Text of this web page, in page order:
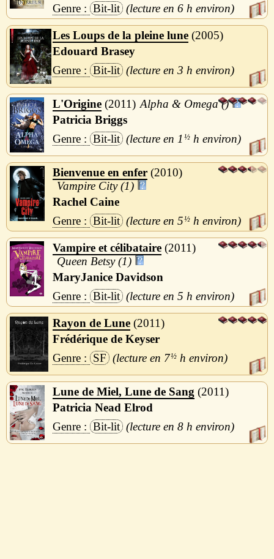
Bit-lit
6 h
Les Loups de la pleine lune 2005
Edouard Brasey
Bit-lit
3 h
L'Origine 2011
Alpha & Omega ()
Patricia Briggs
Bit-lit
1 ½ h
Bienvenue en enfer 2010
Vampire City (1)
Rachel Caine
Bit-lit
5½ h
Vampire et célibataire 2011
Queen Betsy (1)
MaryJanice Davidson
Bit-lit
5 h
Rayon de Lune 2011
Frédérique de Keyser
SF
7½ h
Lune de Miel, Lune de Sang
2011
Patricia Nead Elrod
Bit-lit
8 h